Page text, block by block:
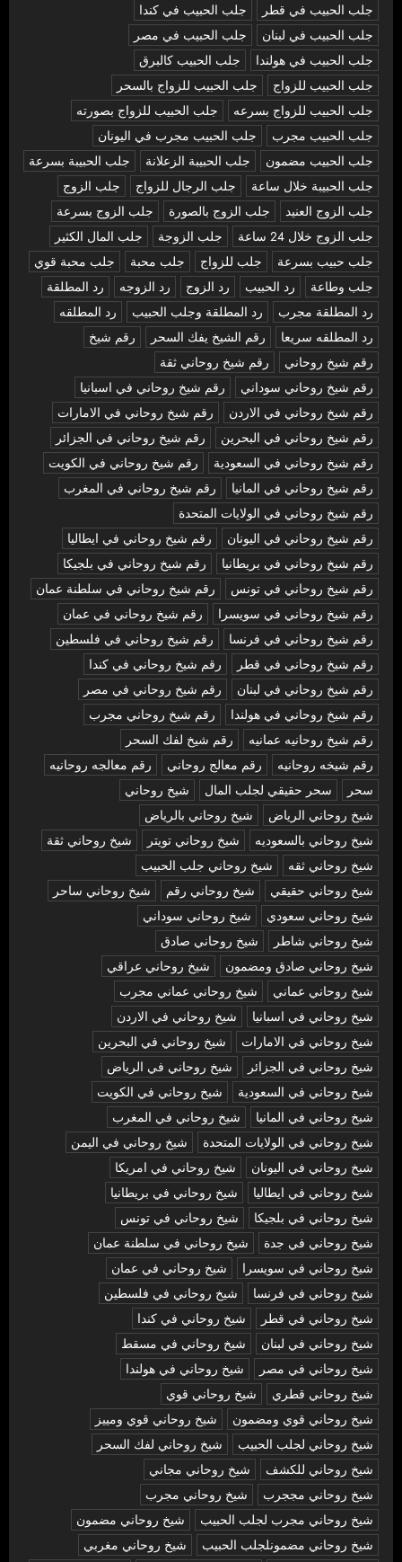
جلب الحبيب في قطر
جلب الحبيب في كندا
جلب الحبيب في لبنان
جلب الحبيب في مصر
جلب الحبيب في هولندا
جلب الحبيب كالبرق
جلب الحبيب للزواج
جلب الحبيب للزواج بالسحر
جلب الحبيب للزواج بسرعه
جلب الحبيب للزواج بصورته
جلب الحبيب مجرب
جلب الحبيب مجرب في اليونان
جلب الحبيب مضمون
جلب الحبيبة الزعلانة
جلب الحبيبة بسرعة
جلب الحبيبة خلال ساعة
جلب الرجال للزواج
جلب الزوج
جلب الزوج العنيد
جلب الزوج بالصورة
جلب الزوج بسرعة
جلب الزوج خلال 24 ساعة
جلب الزوجة
جلب المال الكثير
جلب حبيب بسرعة
جلب للزواج جلب محبة
جلب محبة قوي
جلب وطاعة
رد الحبيب رد الزوج رد الزوجه
رد المطلقة
رد المطلقة مجرب
رد المطلقة وجلب الحبيب
رد المطلقه
رد المطلقه سريعا
رقم الشيخ يفك السحر
رقم شيخ
رقم شيخ روحاني
رقم شيخ روحاني ثقة
رقم شيخ روحاني سوداني
رقم شيخ روحاني في اسبانيا
رقم شيخ روحاني في الاردن
رقم شيخ روحاني في الامارات
رقم شيخ روحاني في البحرين
رقم شيخ روحاني في الجزائر
رقم شيخ روحاني في السعودية
رقم شيخ روحاني في الكويت
رقم شيخ روحاني في المانيا
رقم شيخ روحاني في المغرب
رقم شيخ روحاني في الولايات المتحدة
رقم شيخ روحاني في اليونان
رقم شيخ روحاني في ايطاليا
رقم شيخ روحاني في بريطانيا
رقم شيخ روحاني في بلجيكا
رقم شيخ روحاني في تونس
رقم شيخ روحاني في سلطنة عمان
رقم شيخ روحاني في سويسرا
رقم شيخ روحاني في عمان
رقم شيخ روحاني في فرنسا
رقم شيخ روحاني في فلسطين
رقم شيخ روحاني في قطر
رقم شيخ روحاني في كندا
رقم شيخ روحاني في لبنان
رقم شيخ روحاني في مصر
رقم شيخ روحاني في هولندا
رقم شيخ روحاني مجرب
رقم شيخ روحانيه عمانيه
رقم شيخ لفك السحر
رقم شيخه روحانيه
رقم معالج روحاني
رقم معالجه روحانيه
سحر
سحر حقيقي لجلب المال
شيخ روحاني
شيخ روحاني الرياض
شيخ روحاني بالرياض
شيخ روحاني بالسعوديه
شيخ روحاني تويتر
شيخ روحاني ثقة
شيخ روحاني ثقه
شيخ روحاني جلب الحبيب
شيخ روحاني حقيقي
شيخ روحاني رقم
شيخ روحاني ساحر
شيخ روحاني سعودي
شيخ روحاني سوداني
شيخ روحاني شاطر
شيخ روحاني صادق
شيخ روحاني صادق ومضمون
شيخ روحاني عراقي
شيخ روحاني عماني
شيخ روحاني عماني مجرب
شيخ روحاني في اسبانيا
شيخ روحاني في الاردن
شيخ روحاني في الامارات
شيخ روحاني في البحرين
شيخ روحاني في الجزائر
شيخ روحاني في الرياض
شيخ روحاني في السعودية
شيخ روحاني في الكويت
شيخ روحاني في المانيا
شيخ روحاني في المغرب
شيخ روحاني في الولايات المتحدة
شيخ روحاني في اليمن
شيخ روحاني في اليونان
شيخ روحاني في امريكا
شيخ روحاني في ايطاليا
شيخ روحاني في بريطانيا
شيخ روحاني في بلجيكا
شيخ روحاني في تونس
شيخ روحاني في جدة
شيخ روحاني في سلطنة عمان
شيخ روحاني في سويسرا
شيخ روحاني في عمان
شيخ روحاني في فرنسا
شيخ روحاني في فلسطين
شيخ روحاني في قطر
شيخ روحاني في كندا
شيخ روحاني في لبنان
شيخ روحاني في مسقط
شيخ روحاني في مصر
شيخ روحاني في هولندا
شيخ روحاني قطري
شيخ روحاني قوي
شيخ روحاني قوي ومضمون
شيخ روحاني قوي ومييز
شيخ روحاني لجلب الحبيب
شيخ روحاني لفك السحر
شيخ روحاني للكشف
شيخ روحاني مجاني
شيخ روحاني مججرب
شيخ روحاني مجرب
شيخ روحاني مجرب لجلب الحبيب
شيخ روحاني مضمون
شيخ روحاني مضمونلجلب الحبيب
شيخ روحاني مغربي